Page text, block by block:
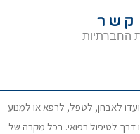
קשר
החברתיות
לאבחן, לטפל, לרפא או למנוע
דרך לטיפול רפואי. בכל מקרה של